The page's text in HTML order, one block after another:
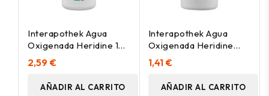
Interapothek Agua
Oxigenada Heridine 1
Litro
2,59 €
AÑADIR AL CARRITO
Interapothek Agua
Oxigenada Heridine
250Ml
1,41 €
AÑADIR AL CARRITO